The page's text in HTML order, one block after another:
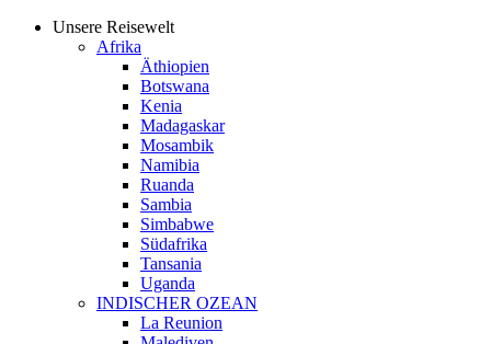
Unsere Reisewelt
Afrika
Äthiopien
Botswana
Kenia
Madagaskar
Mosambik
Namibia
Ruanda
Sambia
Simbabwe
Südafrika
Tansania
Uganda
INDISCHER OZEAN
La Reunion